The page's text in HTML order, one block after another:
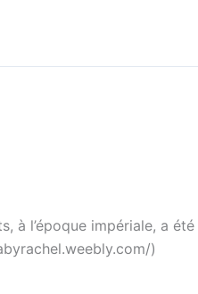
à l’époque impériale, a
)